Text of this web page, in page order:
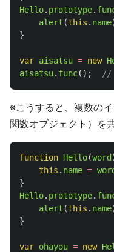
Hello. prototype.
alert (this . name
}
var aisatsu = new
aisatsu. func(); //
※こうすると、複数の
関数オブジェクト）を
function Hello(word
this . name =
}
Hello. prototype.
alert (this . name
}
var ohayou = new